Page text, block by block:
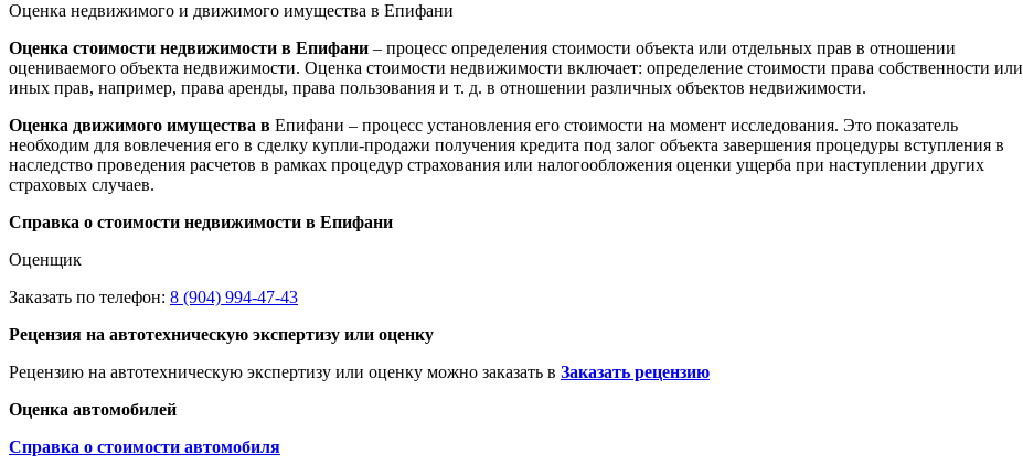
Оценка недвижимого и движимого имущества в Епифани
Оценка стоимости недвижимости в Епифани – процесс определения стоимости объекта или отдельных прав в отношении
оцениваемого объекта недвижимости. Оценка стоимости недвижимости включает: определение стоимости права собственности или
иных прав, например, права аренды, права пользования и т. д. в отношении различных объектов недвижимости.
Оценка движимого имущества в Епифани – процесс установления его стоимости на момент исследования. Это показатель
необходим для вовлечения его в сделку купли-продажи получения кредита под залог объекта завершения процедуры вступления в
наследство проведения расчетов в рамках процедур страхования или налогообложения оценки ущерба при наступлении других
страховых случаев.
Справка о стоимости недвижимости в Епифани
Оценщик
Заказать по телефон: 8 (904) 994-47-43
Рецензия на автотехническую экспертизу или оценку
Рецензию на автотехническую экспертизу или оценку можно заказать в Заказать рецензию
Оценка автомобилей
Справка о стоимости автомобиля